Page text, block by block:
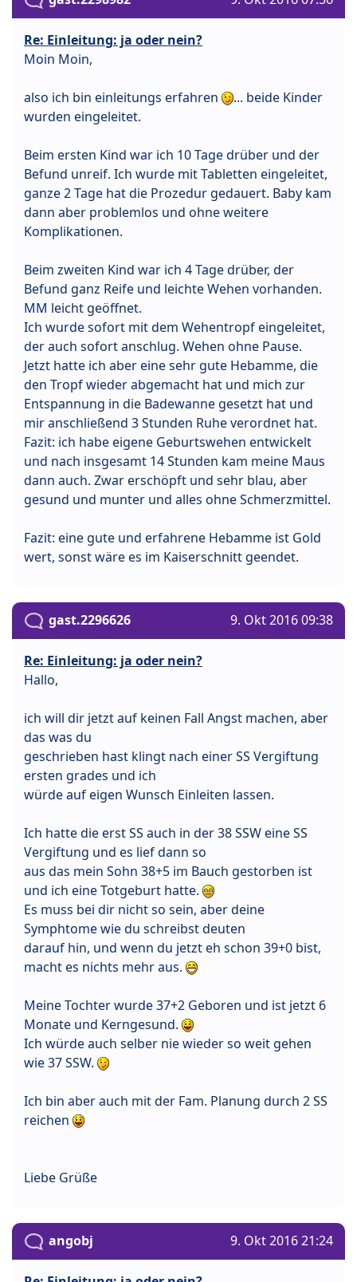
Re: Einleitung: ja oder nein?
Moin Moin,
also ich bin einleitungs erfahren
... beide Kinder
wurden eingeleitet.
Beim ersten Kind war ich 10 Tage drüber und der
Befund unreif. Ich wurde mit Tabletten eingeleitet,
ganze 2 Tage hat die Prozedur gedauert. Baby kam
dann aber problemlos und ohne weitere
Komplikationen.
Beim zweiten Kind war ich 4 Tage drüber, der
Befund ganz Reife und leichte Wehen vorhanden.
MM leicht geöffnet.
Ich wurde sofort mit dem Wehentropf eingeleitet,
der auch sofort anschlug. Wehen ohne Pause.
Jetzt hatte ich aber eine sehr gute Hebamme, die
den Tropf wieder abgemacht hat und mich zur
Entspannung in die Badewanne gesetzt hat und
mir anschließend 3 Stunden Ruhe verordnet hat.
Fazit: ich habe eigene Geburtswehen entwickelt
und nach insgesamt 14 Stunden kam meine Maus
dann auch. Zwar erschöpft und sehr blau, aber
gesund und munter und alles ohne Schmerzmittel.
Fazit: eine gute und erfahrene Hebamme ist Gold
wert, sonst wäre es im Kaiserschnitt geendet.
gast.2296626 9. Okt 2016 09:38
Re: Einleitung: ja oder nein?
Hallo,
ich will dir jetzt auf keinen Fall Angst machen, aber
das was du
geschrieben hast klingt nach einer SS Vergiftung
ersten grades und ich
würde auf eigen Wunsch Einleiten lassen.
Ich hatte die erst SS auch in der 38 SSW eine SS
Vergiftung und es lief dann so
aus das mein Sohn 38+5 im Bauch gestorben ist
und ich eine Totgeburt hatte.
Es muss bei dir nicht so sein, aber deine
Symphtome wie du schreibst deuten
darauf hin, und wenn du jetzt eh schon 39+0 bist,
macht es nichts mehr aus.
Meine Tochter wurde 37+2 Geboren und ist jetzt 6
Monate und Kerngesund.
Ich würde auch selber nie wieder so weit gehen
wie 37 SSW.
Ich bin aber auch mit der Fam. Planung durch 2 SS
reichen
Liebe Grüße
angobj 9. Okt 2016 21:24